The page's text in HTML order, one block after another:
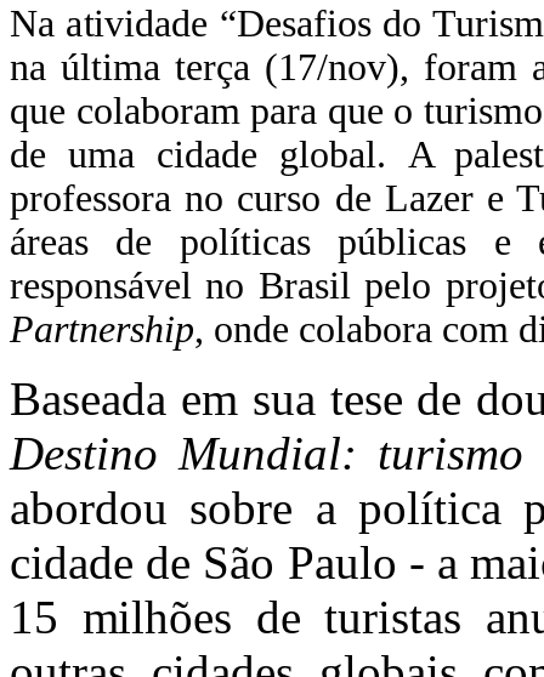
Na atividade “Desafios do
na última terça (17/nov), foram
que colaboram para que o
de uma cidade global. A
professora no curso de Lazer e
áreas de políticas públicas
responsável no Brasil pelo
Partnership, onde colabora com
Baseada em sua tese de
Destino Mundial:
abordou sobre a política
cidade de São Paulo - a
15 milhões de turistas